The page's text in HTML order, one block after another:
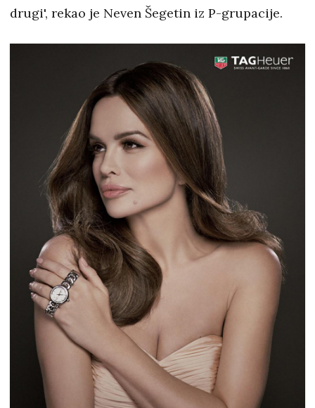
drugi', rekao je Neven Šegetin iz P-grupacije.